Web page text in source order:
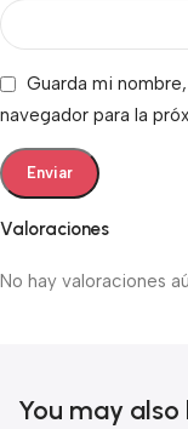
Valoraciones
No hay valoraciones
Guarda mi
navegador para la
You may also